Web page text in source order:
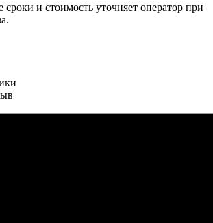
сроки и стоимость уточняет оператор при